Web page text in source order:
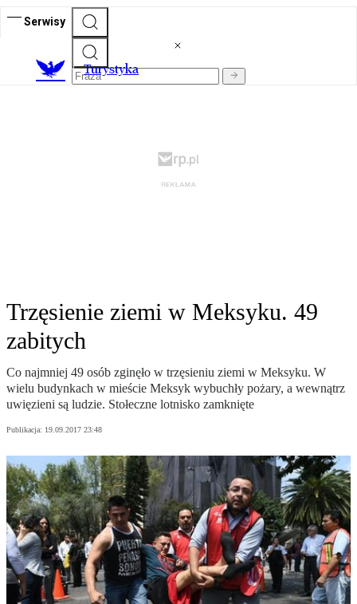
Serwisy
Turystyka
Trzęsienie ziemi w Meksyku. 49
zabitych
Co najmniej 49 osób zginęło w trzęsieniu ziemi w Meksyku. W
wielu budynkach w mieście Meksyk wybuchły pożary, a wewnątrz
uwięzieni są ludzie. Stołeczne lotnisko zamknięte
Publikacja: 19.09.2017 23:48